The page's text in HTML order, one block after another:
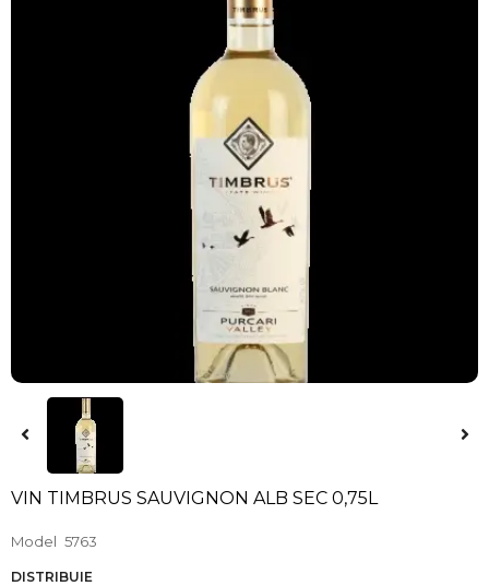
VIN TIMBRUS SAUVIGNON ALB SEC 0,75L
Model 5763
DISTRIBUIE